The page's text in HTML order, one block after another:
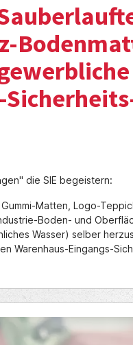
die SIE begeistern:
Matten, Logo-
Boden- und
Wasser) selber
Warenhaus-Eingangs-